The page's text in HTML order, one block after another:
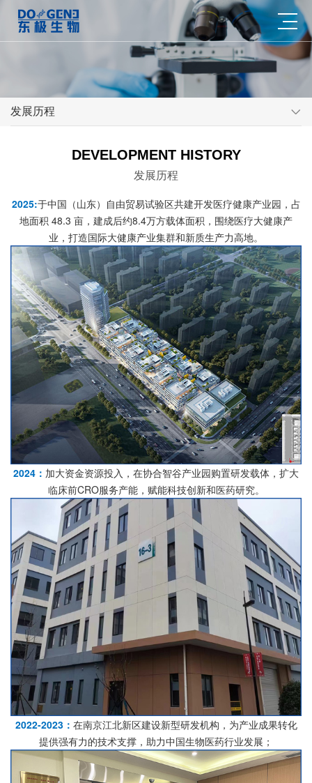
发展历程
DEVELOPMENT HISTORY
发展历程
2025:于中国（山东）自由贸易试验区共建开发医疗健康产业园，占
地面积 48.3 亩，建成后约8.4万方载体面积，围绕医疗大健康产
业，打造国际大健康产业集群和新质生产力高地。
2024： 加大资金资源投入，在协合智谷产业园购置研发载体，扩大
临床前CRO服务产能，赋能科技创新和医药研究。
2022-2023： 在南京江北新区建设新型研发机构，为产业成果转化
提供强有力的技术支撑，助力中国生物医药行业发展；